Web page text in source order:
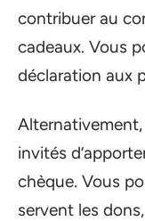
contribuer au
cadeaux. Vous
déclaration aux
invités
chèque. Vous
servent les